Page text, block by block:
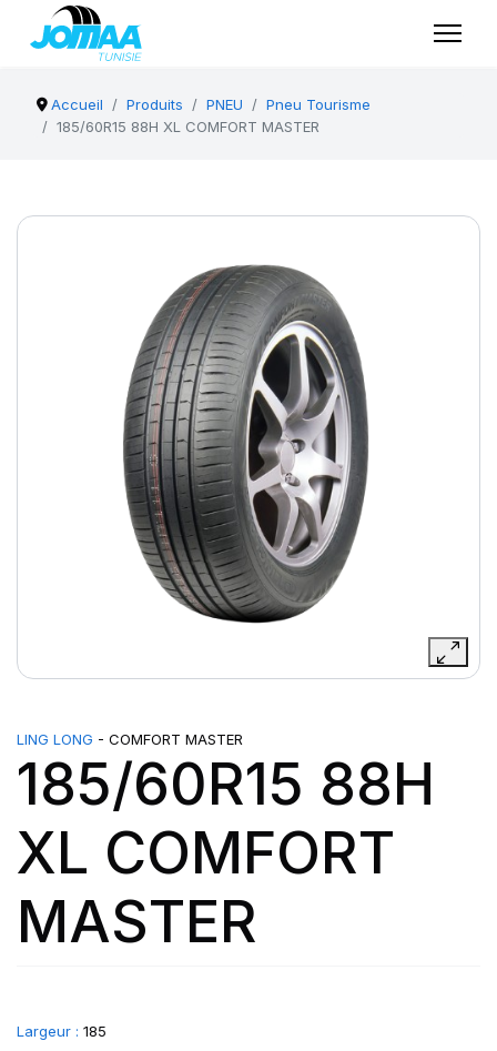
Accueil Produits PNEU
Pneu Tourisme
185/60R15 88H XL COMFORT MASTER
LING LONG - COMFORT MASTER
185/60R15 88H
XL COMFORT
MASTER
Largeur : 185